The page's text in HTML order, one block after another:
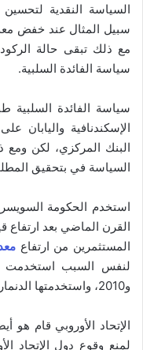
السياسة النقدية
سبيل المثال عند خفض
مع ذلك تبقى حالة
سياسة الفائدة السلبية.
سياسة الفائدة السلبية
الإسكندنافية واليابان
البنك المركزي، لكن
السياسة في بتحقيق
استخدم الحكومة
القرن الماضي بعد ارتفاع
المستثمرين من ارتفاع
و2010، واستخدمتها الدنمارك في العام 2012.
لمنع وقوع دول الإتحاد